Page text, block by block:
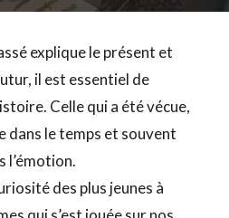
explique le présent et
il est essentiel de
Celle qui a été vécue,
dans le temps et souvent
l’émotion.
des plus jeunes à